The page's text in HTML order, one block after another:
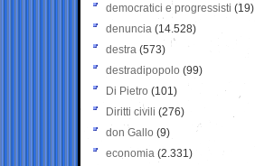
democratici e progressisti (19)
denuncia (14.528)
destra (573)
destradipopolo (99)
Di Pietro (101)
Diritti civili (276)
don Gallo (9)
economia (2.331)